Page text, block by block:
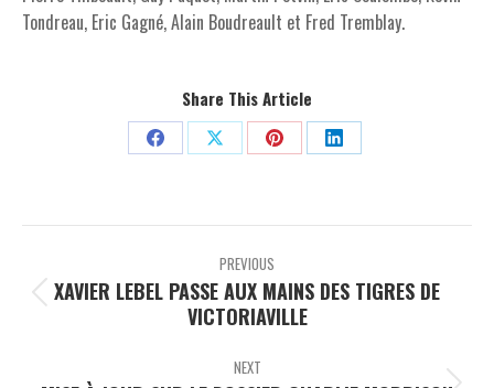
Tondreau, Eric Gagné, Alain Boudreault et Fred Tremblay.
Share This Article
Share
Facebook
Share
X
Share
Pinterest
Share
LinkedIn
Post
navigation PREVIOUS
Previous
post:
XAVIER LEBEL PASSE AUX MAINS DES TIGRES DE
VICTORIAVILLE
NEXT